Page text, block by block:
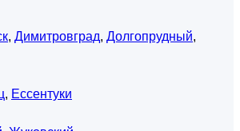
, Димитровград, Долгопрудный,
, Ессентуки